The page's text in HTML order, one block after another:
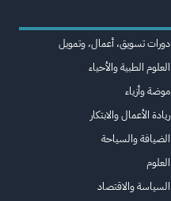
دورات تسويق، أعمال، وتمويل
العلوم الطبية والأحياء
موضة وأزياء
ريادة الأعمال والابتكار
الضيافة والسياحة
العلوم
السياسة والاقتصاد